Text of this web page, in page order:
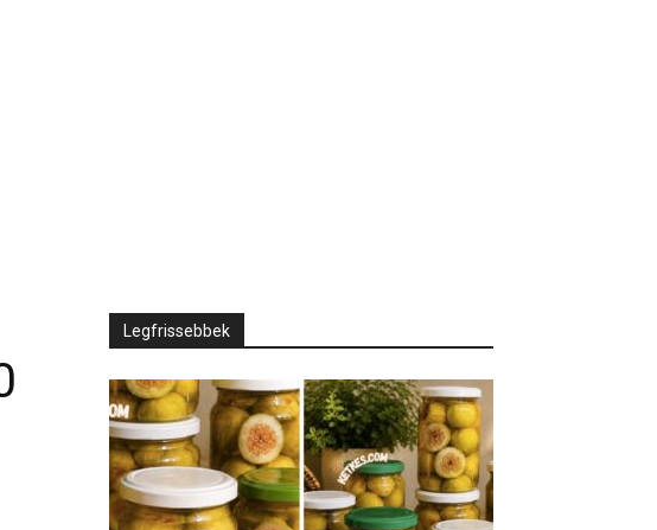
Legfrissebbek